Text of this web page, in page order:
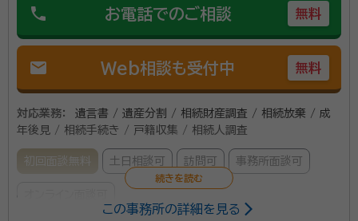
phone お電話でのご相談 無料
mail Web相談も受付中 無料
対応業務：
遺言書 / 遺産分割 / 相続財産調査 / 相続放棄 / 成
年後見 / 相続手続き / 戸籍収集 / 相続人調査
初回面談無料 土日相談可 訪問可 事務所面談可
この事務所の詳細を見る